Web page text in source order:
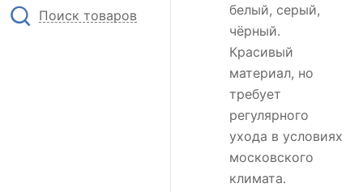
Поиск товаров
белый, серый,
чёрный.
Красивый
материал, но
требует
регулярного
ухода в условиях
московского
климата.